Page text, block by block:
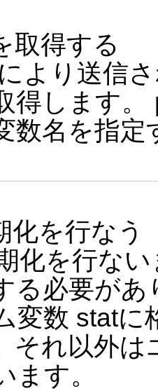
取得する
より送信
得します。
数名を指定
化を行なう
化を行な
る必要が
変数 statに
それ以外
ます。